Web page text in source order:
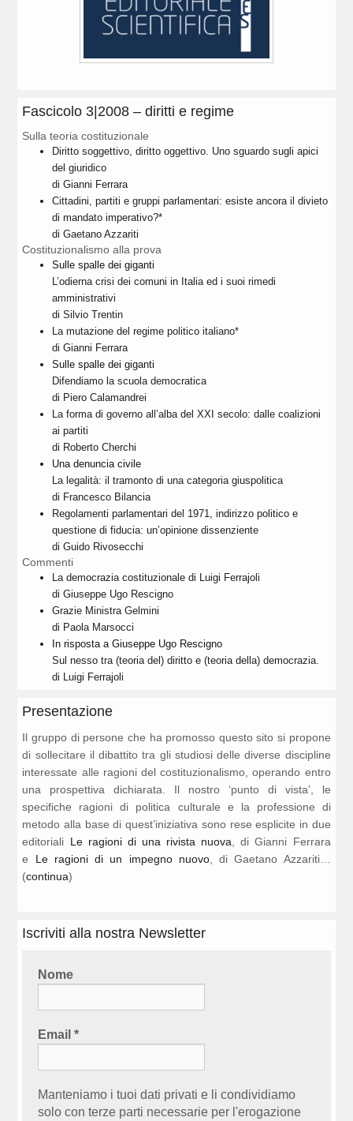
Fascicolo 3|2008 – diritti e regime
Sulla teoria costituzionale
Diritto soggettivo, diritto oggettivo. Uno sguardo sugli apici
del giuridico
di Gianni Ferrara
Cittadini, partiti e gruppi parlamentari: esiste ancora il divieto
di mandato imperativo?*
di Gaetano Azzariti
Costituzionalismo alla prova
Sulle spalle dei giganti
L’odierna crisi dei comuni in Italia ed i suoi rimedi
amministrativi
di Silvio Trentin
La mutazione del regime politico italiano*
di Gianni Ferrara
Sulle spalle dei giganti
Difendiamo la scuola democratica
di Piero Calamandrei
La forma di governo all’alba del XXI secolo: dalle coalizioni
ai partiti
di Roberto Cherchi
Una denuncia civile
La legalità: il tramonto di una categoria giuspolitica
di Francesco Bilancia
Regolamenti parlamentari del 1971, indirizzo politico e
questione di fiducia: un’opinione dissenziente
di Guido Rivosecchi
Commenti
La democrazia costituzionale di Luigi Ferrajoli
di Giuseppe Ugo Rescigno
Grazie Ministra Gelmini
di Paola Marsocci
In risposta a Giuseppe Ugo Rescigno
Sul nesso tra (teoria del) diritto e (teoria della) democrazia.
di Luigi Ferrajoli
Presentazione
Il gruppo di persone che ha promosso questo sito si propone
di sollecitare il dibattito tra gli studiosi delle diverse discipline
interessate alle ragioni del costituzionalismo, operando entro
una prospettiva dichiarata. Il nostro ‘punto di vista’, le
specifiche ragioni di politica culturale e la professione di
metodo alla base di quest’iniziativa sono rese esplicite in due
editoriali Le ragioni di una rivista nuova , di Gianni Ferrara
e Le ragioni di un impegno nuovo, di Gaetano Azzariti…
(continua)
Iscriviti alla nostra Newsletter
Nome
Email*
Manteniamo i tuoi dati privati e li condividiamo
solo con terze parti necessarie per l'erogazione